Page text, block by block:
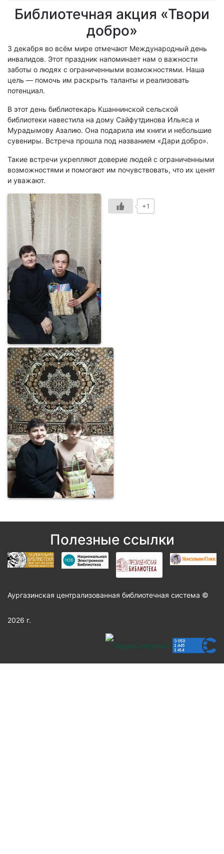
Библиотечная акция «Твори
добро»
3 декабря во всём мире отмечают Международный день
инвалидов. Этот праздник напоминает нам о важности
заботы о людях с ограниченными возможностями. Наша
цель — помочь им раскрыть таланты и реализовать
потенциал.
В этот день библиотекарь Кшаннинской сельской
библиотеки навестила на дому Сайфутдинова Ильяса и
Мурадымову Азалию. Она подарила им книги и небольшие
сувениры. Встреча прошла под названием «Дари добро».
Такие встречи укрепляют доверие людей с ограниченными
возможностями и помогают им почувствовать, что их ценят
и уважают.
+1
Полезные ссылки
Аургазинская централизованная библиотечная система ©
2026 г.